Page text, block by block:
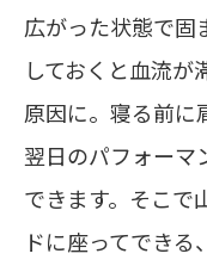
広がった状態で固
しておくと血流が
原因に。寝る前に
翌日のパフォーマ
できます。そこで
ドに座ってでき